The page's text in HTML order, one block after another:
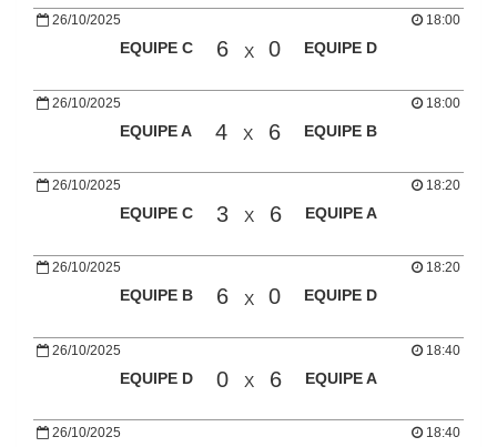
26/10/2025
EQUIPE C 6 X 0 EQUIPE D
18:00
26/10/2025
EQUIPE A 4 X 6 EQUIPE B
18:00
26/10/2025
EQUIPE C 3 X 6 EQUIPE A
18:20
26/10/2025
EQUIPE B 6 X 0 EQUIPE D
18:20
26/10/2025
EQUIPE D 0 X 6 EQUIPE A
18:40
26/10/2025 18:40